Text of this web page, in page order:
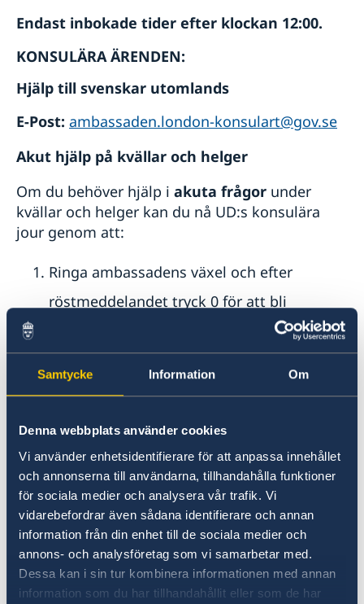
Samtycke Information Om
Denna webbplats använder cookies
Vi använder enhetsidentifierare för att anpassa innehållet
och annonserna till användarna, tillhandahålla funktioner
för sociala medier och analysera vår trafik. Vi
vidarebefordrar även sådana identifierare och annan
information från din enhet till de sociala medier och
annons- och analysföretag som vi samarbetar med.
Dessa kan i sin tur kombinera informationen med annan
information som du har tillhandahållit eller som de har
Endast inbokade tider efter klockan 12:00.
KONSULÄRA ÄRENDEN:
Hjälp till svenskar utomlands
E-Post: ambassaden.london-konsulart@gov.se
Akut hjälp på kvällar och helger
Om du behöver hjälp i akuta frågor under
kvällar och helger kan du nå UD:s konsulära
jour genom att:
Ringa ambassadens växel och efter
röstmeddelandet tryck 0 för att bli
Ringa jouren på nummer0046 8 405 50 05.
Är ärendet inte akut så skicka första hand en e-
ambassadens arbetstid. I andra hand ring
ambassadens växel under telefontid.
Pass och samordningsnummer
E-post: ambassaden.london-pass@gov.se
Tidsbokning:Tid för ansökan om pass och
samordningsnummer bokas online.